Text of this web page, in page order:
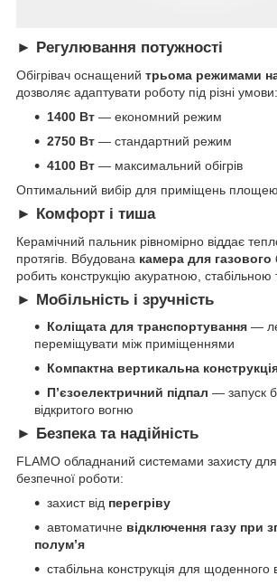
► Регулювання потужності
Обігрівач оснащений трьома режимами
дозволяє адаптувати роботу під різні умови:
1400 Вт — економний режим
2750 Вт — стандартний режим
4100 Вт — максимальний обігрів
Оптимальний вибір для приміщень площею
► Комфорт і тиша
Керамічний пальник рівномірно віддає
протягів. Вбудована камера для газового
робить конструкцію акуратною, стабільною
► Мобільність і зручність
Коліщата для транспортування —
переміщувати між приміщеннями
Компактна вертикальна
П’єзоелектричний підпал — запуск
відкритого вогню
► Безпека та надійність
FLAMO обладнаний системами захисту для
безпечної роботи:
захист від перегріву
автоматичне відключення газу при
полум’я
стабільна конструкція для щоденного